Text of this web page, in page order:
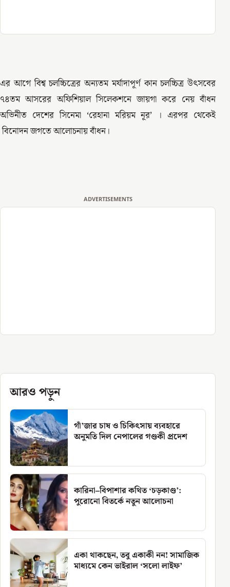
এর আগে বিশ্ব চলচ্চিত্রের অন্যতম মর্যাদাপূর্ণ কান চলচ্চিত্র উৎসবের
৭৪তম আসরের অফিশিয়াল সিলেকশনে জায়গা করে নেয় বাঁধন
অভিনীত দেশের সিনেমা ‘রেহানা মরিয়ম নূর’ । এরপর থেকেই
বিনোদন জগতে আলোচনায় বাঁধন।
ADVERTISEMENTS
আরও পড়ুন
গাঁ’জার চাষ ও চিকিৎসায় ব্যবহারে
অনুমতি দিল নেপালের গণ্ডকী প্রদেশ
কারিনা–বিপাশার কথিত ‘চড়কাণ্ড’:
পুরোনো বিতর্কে নতুন আলোচনা
একা থাকছেন, তবু একাকী নন! সামাজিক
মাধ্যমে কেন ভাইরাল ‘সলো লাইফ’